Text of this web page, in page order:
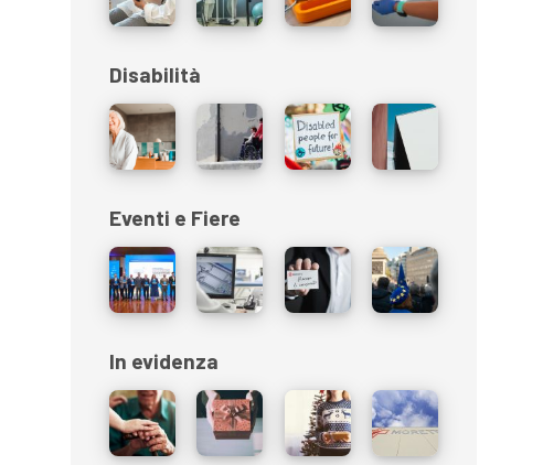
Disabilità
Eventi e Fiere
In evidenza